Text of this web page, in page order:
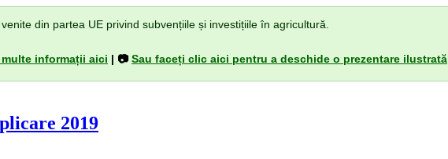
din partea UE privind subvențiile și investițiile în agricultură.
multe informații aici | 📷Sau faceți clic aici pentru a deschide o prezentare ilustrată
2019